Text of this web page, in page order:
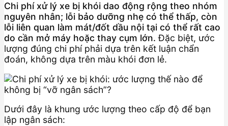
Chi phí xử lý xe bị khói dao động rộng theo nhóm
nguyên nhân; lỗi bảo dưỡng nhẹ có thể thấp, còn
lỗi liên quan làm mát/đốt dầu nội tại có thể rất cao
do cần mở máy hoặc thay cụm lớn. Đặc biệt, ước
lượng đúng chi phí phải dựa trên kết luận chẩn
đoán, không dựa trên màu khói đơn lẻ.
Dưới đây là khung ước lượng theo cấp độ để bạn
lập ngân sách: